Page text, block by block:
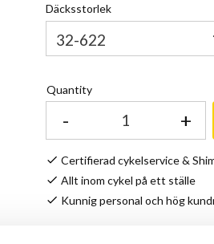
Däcksstorlek
Quantity
+
-
Certifierad cykelservice &
Allt inom cykel på ett ställe
Kunnig personal och hög